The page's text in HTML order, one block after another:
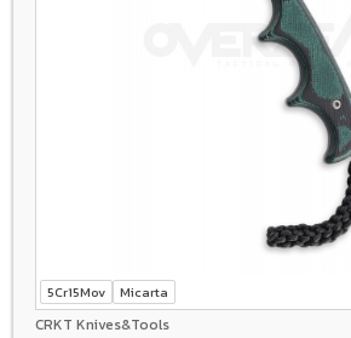
5Cr15Mov Micarta
CRKT Knives&Tools